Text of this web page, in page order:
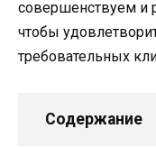
совершенствуем и
чтобы
требовательных
Содержание